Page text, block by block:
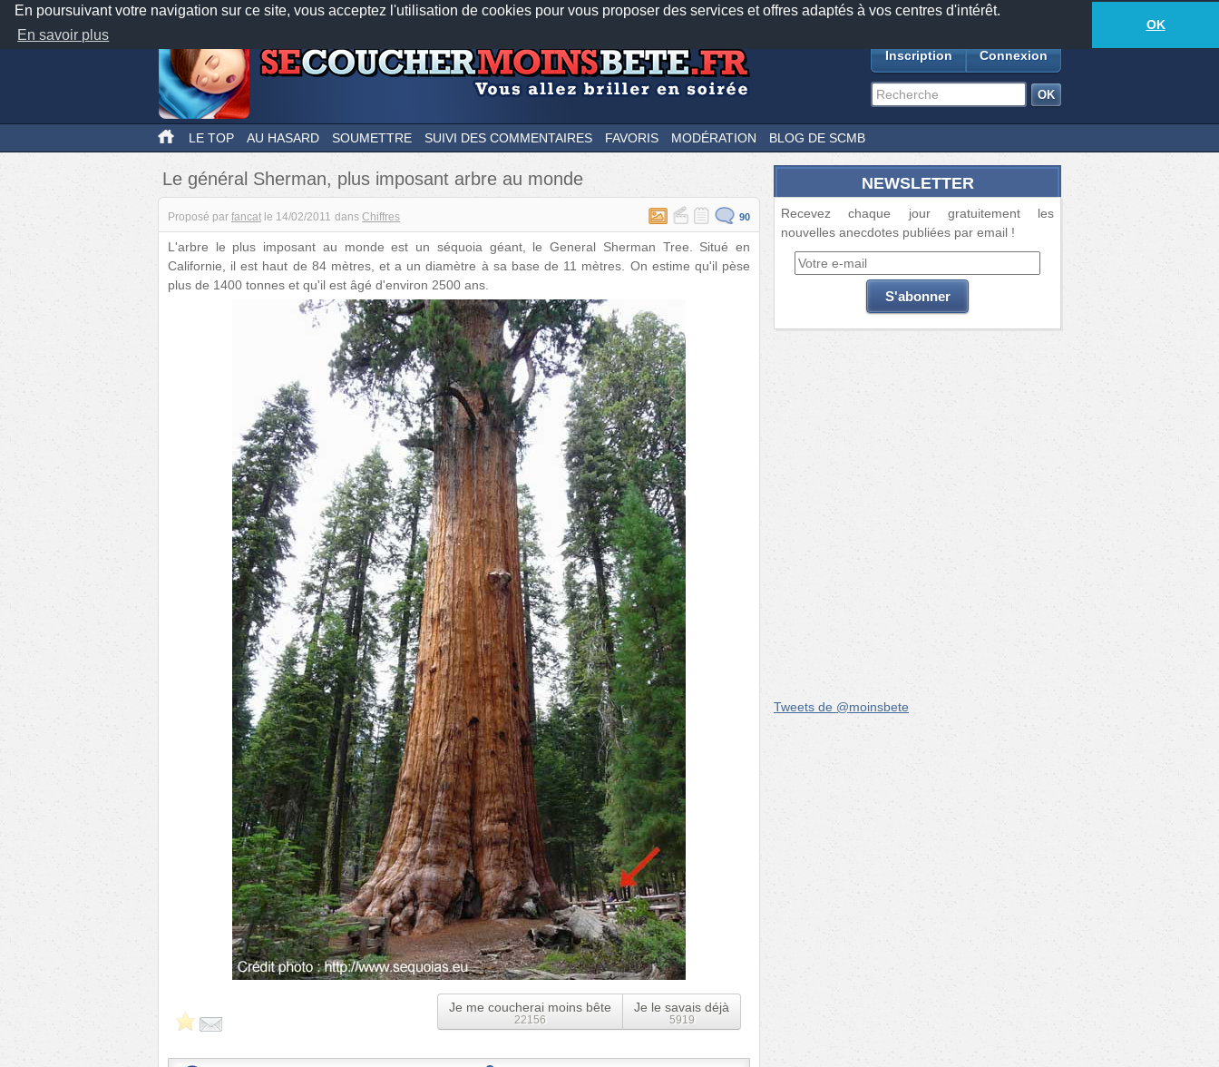
En poursuivant votre navigation sur ce site, vous acceptez l'utilisation de cookies pour vous proposer des services et offres adaptés à vos centres d'intérêt.
En savoir plus
OK
Nos applications mobiles Newsletter Facebook
TwitterFeeds18885anecdotes-360lecteurs connectés
Inscription Connexion
LE TOP AU HASARD SOUMETTRE SUIVI DES COMMENTAIRES FAVORIS MODÉRATION BLOG DE SCMB
Le général Sherman, plus imposant arbre au monde
Proposé par fancat le 14/02/2011 dans Chiffres 90
L'arbre le plus imposant au monde est un séquoia géant, le General Sherman Tree. Situé en
Californie, il est haut de 84 mètres, et a un diamètre à sa base de 11 mètres. On estime qu'il pèse
plus de 1400 tonnes et qu'il est âgé d'environ 2500 ans.
Je me coucherai moins bête
22156
Je le savais déjà
5919
NEWSLETTER
Recevez chaque jour gratuitement les
nouvelles anecdotes publiées par email !
Tweets de @moinsbete